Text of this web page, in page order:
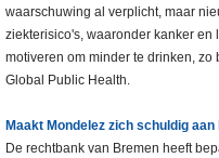
waarschuwing al verplicht, maar
ziekterisico's, waaronder kanker
motiveren om minder te drinken,
Global Public Health.
Maakt Mondelez zich schuldig
De rechtbank van Bremen heeft